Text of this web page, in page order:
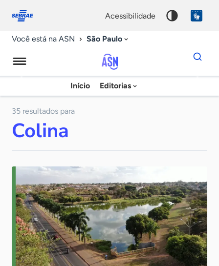
conosco
acessibilidade
Você está na ASN São Paulo
Agência
Sebrae
Início Editorias
Dados
para
chave
35 resultados para
Colina